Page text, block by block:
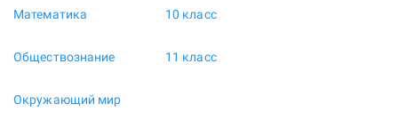
Математика
Обществознание
Окружающий мир
10 класс
11 класс